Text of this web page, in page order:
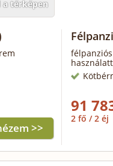
a térképen
>>
91
2 fő / 2 éj